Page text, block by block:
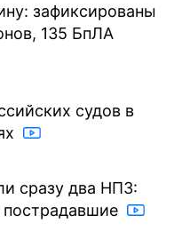
зафиксированы
135 БпЛА
судов в
сразу два НПЗ: